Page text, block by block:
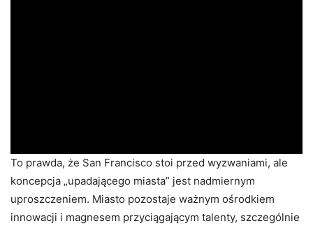
To prawda, że San Francisco stoi przed wyzwaniami, ale
koncepcja „upadającego miasta” jest nadmiernym
uproszczeniem. Miasto pozostaje ważnym ośrodkiem
innowacji i magnesem przyciągającym talenty, szczególnie